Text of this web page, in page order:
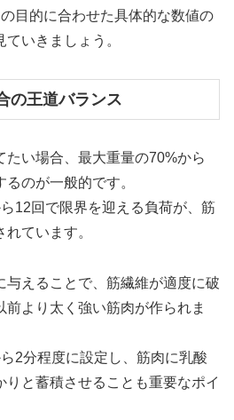
目的に合わせた具体的な数値の
いきましょう。
の王道バランス
たい場合、最大重量の70%から
のが一般的です。
12回で限界を迎える負荷が、筋
ています。
与えることで、筋繊維が適度に破
より太く強い筋肉が作られま
2分程度に設定し、筋肉に乳酸
りと蓄積させることも重要なポイ